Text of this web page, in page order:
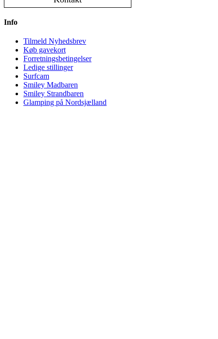
Info
Tilmeld Nyhedsbrev
Køb gavekort
Forretningsbetingelser
Ledige stillinger
Surfcam
Smiley Madbaren
Smiley Strandbaren
Glamping på Nordsjælland